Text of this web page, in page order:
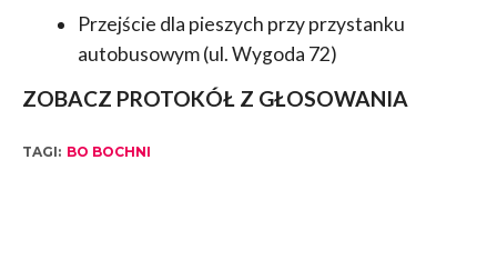
Przejście dla pieszych przy przystanku
autobusowym (ul. Wygoda 72)
ZOBACZ PROTOKÓŁ Z GŁOSOWANIA
TAGI: BO BOCHNI